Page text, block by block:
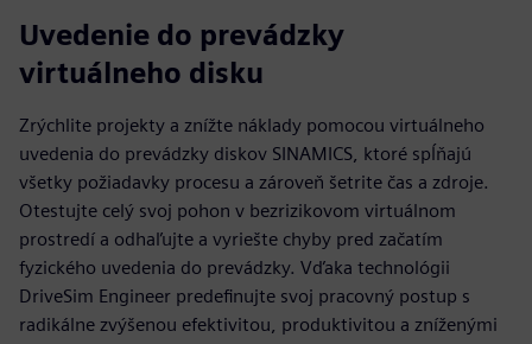
Uvedenie do prevádzky
virtuálneho disku
Zrýchlite projekty a znížte náklady pomocou virtuálneho
uvedenia do prevádzky diskov SINAMICS, ktoré spĺňajú
všetky požiadavky procesu a zároveň šetrite čas a zdroje.
Otestujte celý svoj pohon v bezrizikovom virtuálnom
prostredí a odhaľujte a vyriešte chyby pred začatím
fyzického uvedenia do prevádzky. Vďaka technológii
DriveSim Engineer predefinujte svoj pracovný postup s
radikálne zvýšenou efektivitou, produktivitou a zníženými